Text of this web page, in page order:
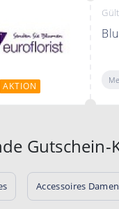
AKTION
Gutschein-
Accessoires Damen